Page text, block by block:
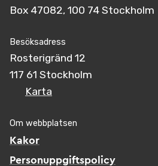
Box 47082, 100 74 Stockholm
Besöksadress
Rosterigränd 12
117 61 Stockholm
Karta
Om webbplatsen
Kakor
Personuppgiftspolicy